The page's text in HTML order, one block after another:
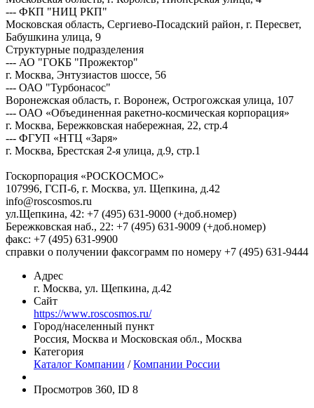
--- ФКП "НИЦ РКП"
Московская область, Сергиево-Посадский район, г. Пересвет,
Бабушкина улица, 9
Структурные подразделения
--- АО "ГОКБ "Прожектор"
г. Москва, Энтузиастов шоссе, 56
--- ОАО "Турбонасос"
Воронежская область, г. Воронеж, Острогожская улица, 107
--- ОАО «Объединенная ракетно-космическая корпорация»
г. Москва, Бережковская набережная, 22, стр.4
--- ФГУП «НТЦ «Заря»
г. Москва, Брестская 2-я улица, д.9, стр.1
Госкорпорация «РОСКОСМОС»
107996, ГСП-6, г. Москва, ул. Щепкина, д.42
info@roscosmos.ru
ул.Щепкина, 42: +7 (495) 631-9000 (+доб.номер)
Бережковская наб., 22: +7 (495) 631-9009 (+доб.номер)
факс: +7 (495) 631-9900
справки о получении факсограмм по номеру +7 (495) 631-9444
Адрес
г. Москва, ул. Щепкина, д.42
Сайт
https://www.roscosmos.ru/
Город/населенный пункт
Россия, Москва и Московская обл., Москва
Категория
Каталог Компании /Компании России
Просмотров 360, ID 8